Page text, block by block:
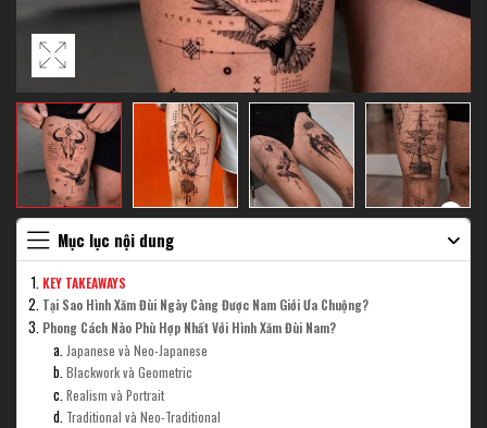
Mục lục nội dung
KEY TAKEAWAYS
Tại Sao Hình Xăm Đùi Ngày Càng Được Nam Giới Ưa Chuộng?
Phong Cách Nào Phù Hợp Nhất Với Hình Xăm Đùi Nam?
Japanese và Neo-Japanese
Blackwork và Geometric
Realism và Portrait
Traditional và Neo-Traditional